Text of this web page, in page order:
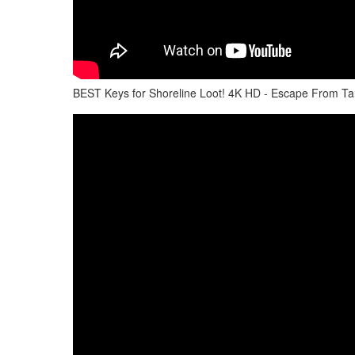
BEST Keys for Shoreline Loot! 4K HD - Escape From